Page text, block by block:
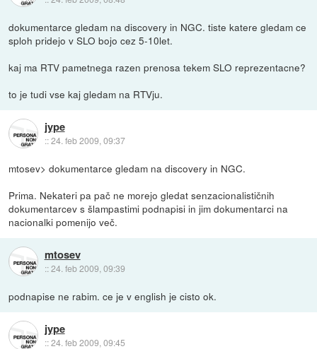
dokumentarce gledam na discovery in NGC. tiste katere gledam ce
sploh pridejo v SLO bojo cez 5-10let.
kaj ma RTV pametnega razen prenosa tekem SLO reprezentacne?
to je tudi vse kaj gledam na RTVju.
jype
::24. feb 2009, 09:37
mtosev> dokumentarce gledam na discovery in NGC.
Prima. Nekateri pa pač ne morejo gledat senzacionalističnih
dokumentarcev s šlampastimi podnapisi in jim dokumentarci na
nacionalki pomenijo več.
mtosev
::24. feb 2009, 09:39
podnapise ne rabim. ce je v english je cisto ok.
jype
::24. feb 2009, 09:45